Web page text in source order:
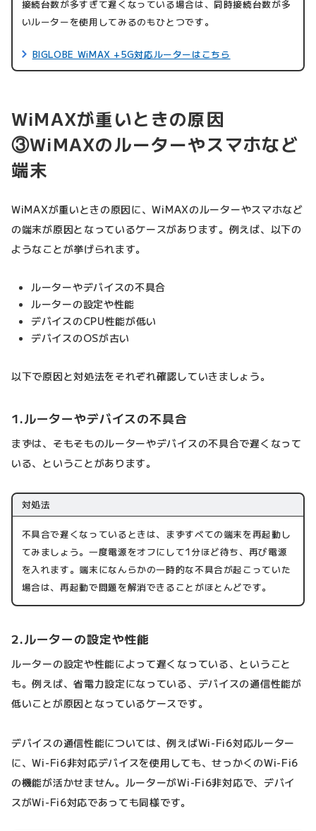
接続台数が多すぎて遅くなっている場合は、同時接続台数が多
いルーターを使用してみるのもひとつです。
BIGLOBE WiMAX +5G対応ルーターはこちら
WiMAXが重いときの原因
③WiMAXのルーターやスマホなど
端末
WiMAXが重いときの原因に、WiMAXのルーターやスマホなど
の端末が原因となっているケースがあります。例えば、以下の
ようなことが挙げられます。
ルーターやデバイスの不具合
ルーターの設定や性能
デバイスのCPU性能が低い
デバイスのOSが古い
以下で原因と対処法をそれぞれ確認していきましょう。
1.ルーターやデバイスの不具合
まずは、そもそものルーターやデバイスの不具合で遅くなって
いる、ということがあります。
対処法
不具合で遅くなっているときは、まずすべての端末を再起動し
てみましょう。一度電源をオフにして1分ほど待ち、再び電源
を入れます。端末になんらかの一時的な不具合が起こっていた
場合は、再起動で問題を解消できることがほとんどです。
2.ルーターの設定や性能
ルーターの設定や性能によって遅くなっている、ということ
も。例えば、省電力設定になっている、デバイスの通信性能が
低いことが原因となっているケースです。
デバイスの通信性能については、例えばWi-Fi6対応ルーター
に、Wi-Fi6非対応デバイスを使用しても、せっかくのWi-Fi6
の機能が活かせません。ルーターがWi-Fi6非対応で、デバイ
スがWi-Fi6対応であっても同様です。